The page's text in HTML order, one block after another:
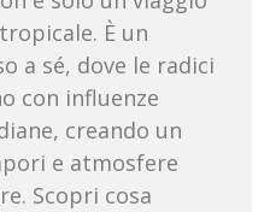
È un
a sé, dove le radici
con influenze
creando un
e atmosfere
Scopri cosa